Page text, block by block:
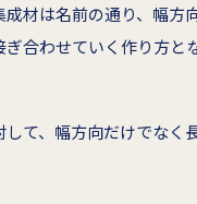
成材は名前の通り、幅方
ぎ合わせていく作り方と
して、幅方向だけでなく